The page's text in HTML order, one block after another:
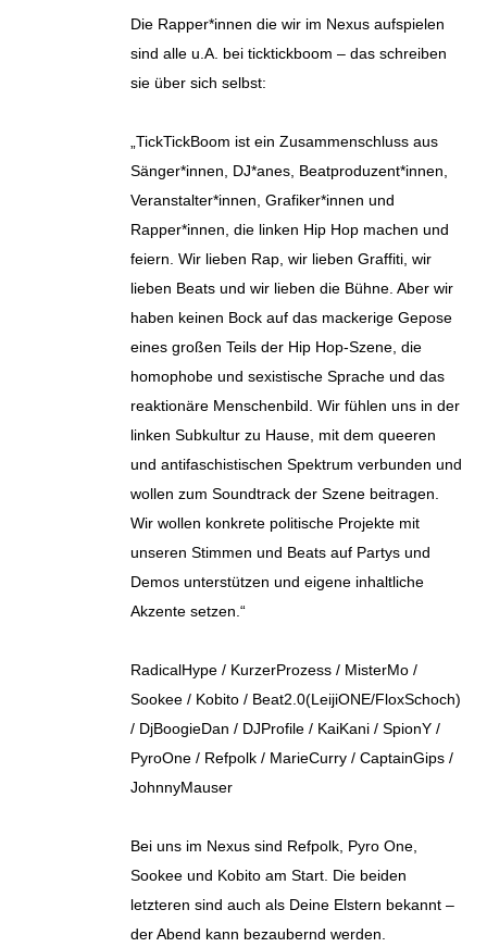
Die Rapper*innen die wir im Nexus aufspielen
sind alle u.A. bei ticktickboom – das schreiben
sie über sich selbst:
„TickTickBoom ist ein Zusammenschluss aus
Sänger*innen, DJ*anes, Beatproduzent*innen,
Veranstalter*innen, Grafiker*innen und
Rapper*innen, die linken Hip Hop machen und
feiern. Wir lieben Rap, wir lieben Graffiti, wir
lieben Beats und wir lieben die Bühne. Aber wir
haben keinen Bock auf das mackerige Gepose
eines großen Teils der Hip Hop-Szene, die
homophobe und sexistische Sprache und das
reaktionäre Menschenbild. Wir fühlen uns in der
linken Subkultur zu Hause, mit dem queeren
und antifaschistischen Spektrum verbunden und
wollen zum Soundtrack der Szene beitragen.
Wir wollen konkrete politische Projekte mit
unseren Stimmen und Beats auf Partys und
Demos unterstützen und eigene inhaltliche
Akzente setzen.“
RadicalHype / KurzerProzess / MisterMo /
Sookee / Kobito / Beat2.0(LeijiONE/FloxSchoch)
/ DjBoogieDan / DJProfile / KaiKani / SpionY /
PyroOne / Refpolk / MarieCurry / CaptainGips /
JohnnyMauser
Bei uns im Nexus sind Refpolk, Pyro One,
Sookee und Kobito am Start. Die beiden
letzteren sind auch als Deine Elstern bekannt –
der Abend kann bezaubernd werden.